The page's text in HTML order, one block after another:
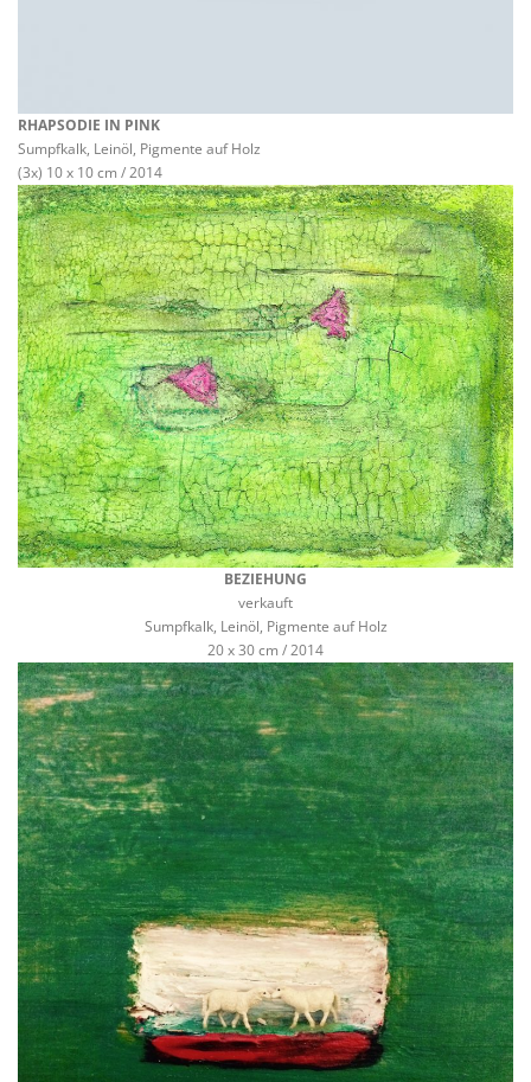
RHAPSODIE IN PINK
Sumpfkalk, Leinöl, Pigmente auf Holz
(3x) 10 x 10 cm / 2014
BEZIEHUNG
verkauft
Sumpfkalk, Leinöl, Pigmente auf Holz
20 x 30 cm / 2014